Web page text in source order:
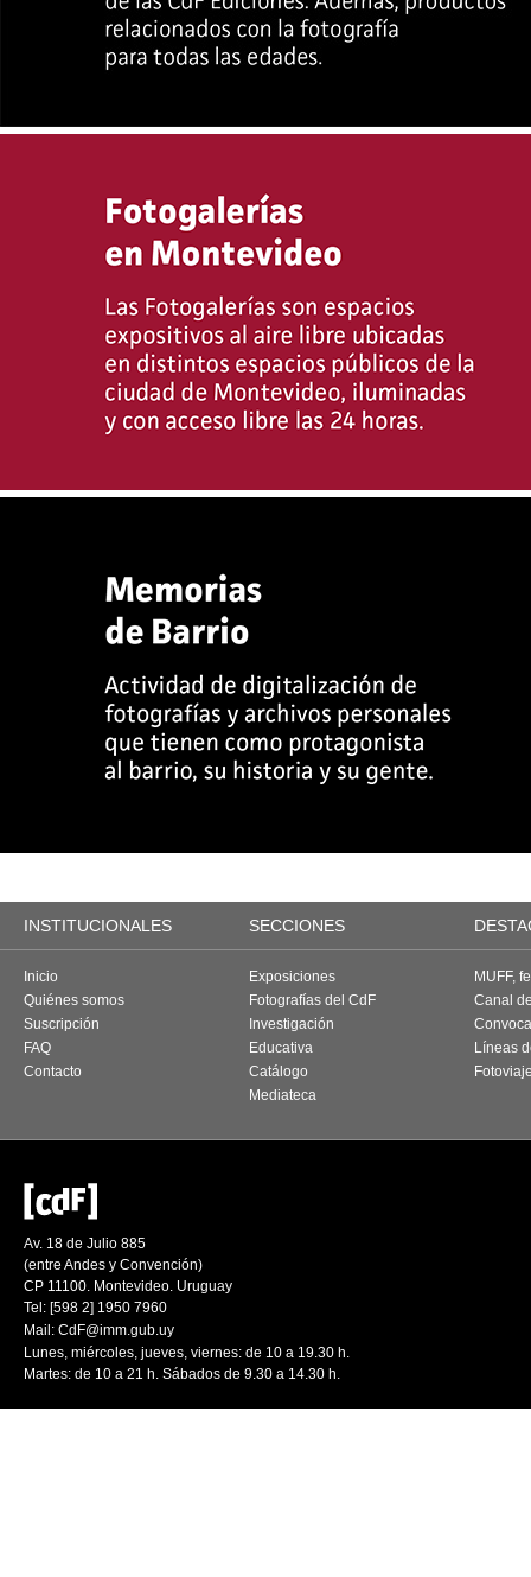
INSTITUCIONALES SECCIONES
Inicio
Quiénes somos
Suscripción
FAQ
Contacto
Exposiciones
Fotografías del CdF
Investigación
Educativa
Catálogo
Mediateca
MUFF,
Canal
Líneas
Av. 18 de Julio 885
(entre Andes y Convención)
CP 11100. Montevideo. Uruguay
Tel: [598 2] 1950 7960
Mail: CdF@imm.gub.uy
Lunes, miércoles, jueves, viernes: de 10 a 19.30 h.
Martes: de 10 a 21 h. Sábados de 9.30 a 14.30 h.